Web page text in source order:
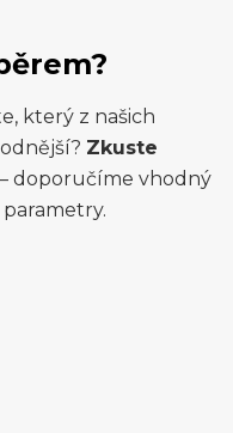
který z našich
Zkuste
– doporučíme vhodný